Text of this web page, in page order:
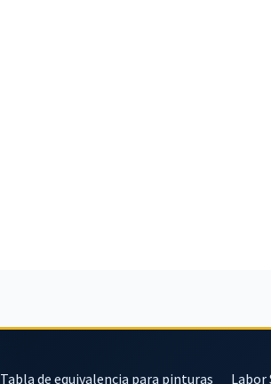
Tabla de equivalencia para pinturas Labor